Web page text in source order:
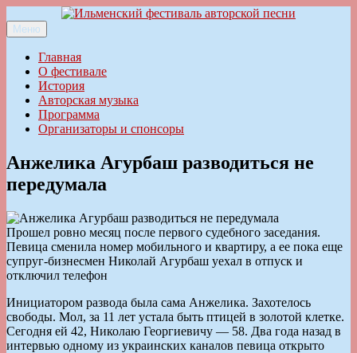
к
содержимому
Ильменский фестиваль авторской песни
Меню
Главная
О фестивале
История
Авторская музыка
Программа
Организаторы и спонсоры
Анжелика Агурбаш разводиться не
передумала
Прошел ровно месяц после первого судебного заседания.
Певица сменила номер мобильного и квартиру, а ее пока еще
супруг-бизнесмен Николай Агурбаш уехал в отпуск и
отключил телефон
Инициатором развода была сама Анжелика. Захотелось
свободы. Мол, за 11 лет устала быть птицей в золотой клетке.
Сегодня ей 42, Николаю Георгиевичу — 58. Два года назад в
интервью одному из украинских каналов певица открыто